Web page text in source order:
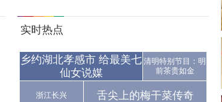
实时热点
乡约湖北孝感市 给最美七
仙女说媒
清明特别节目：明
前茶贵如金
浙江长兴 舌尖上的梅干菜传奇